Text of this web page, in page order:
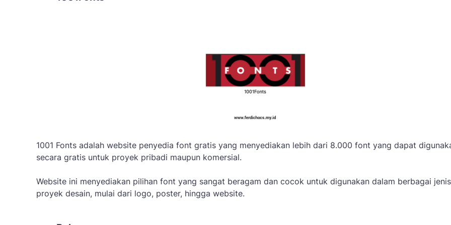
1001 Fonts adalah website penyedia font gratis yang menyediakan lebih dari 8.000 font yang dapat
secara gratis untuk proyek pribadi maupun komersial.
Website ini menyediakan pilihan font yang sangat beragam dan cocok untuk digunakan dalam berbagai jenis
proyek desain, mulai dari logo, poster, hingga website.